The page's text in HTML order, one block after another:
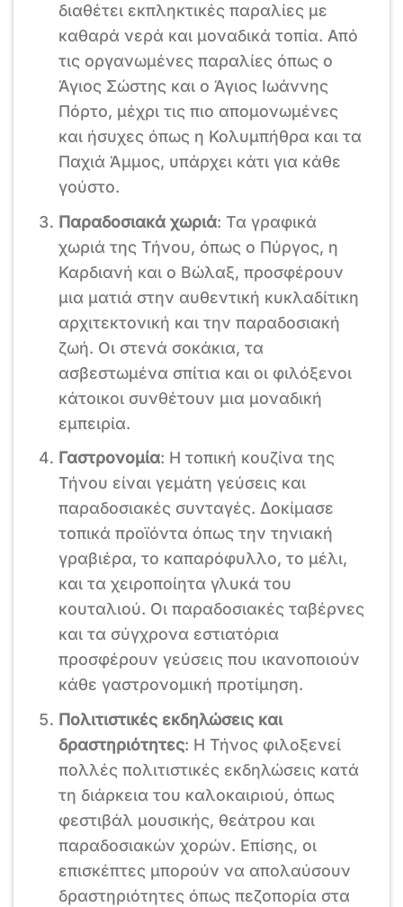
διαθέτει εκπληκτικές παραλίες με
καθαρά νερά και μοναδικά τοπία. Από
τις οργανωμένες παραλίες όπως ο
Άγιος Σώστης και ο Άγιος Ιωάννης
Πόρτο, μέχρι τις πιο απομονωμένες
και ήσυχες όπως η Κολυμπήθρα και τα
Παχιά Άμμος, υπάρχει κάτι για κάθε
γούστο.
Παραδοσιακά χωριά: Τα γραφικά
χωριά της Τήνου, όπως ο Πύργος, η
Καρδιανή και ο Βώλαξ, προσφέρουν
μια ματιά στην αυθεντική κυκλαδίτικη
αρχιτεκτονική και την παραδοσιακή
ζωή. Οι στενά σοκάκια, τα
ασβεστωμένα σπίτια και οι φιλόξενοι
κάτοικοι συνθέτουν μια μοναδική
εμπειρία.
Γαστρονομία: Η τοπική κουζίνα της
Τήνου είναι γεμάτη γεύσεις και
παραδοσιακές συνταγές. Δοκίμασε
τοπικά προϊόντα όπως την τηνιακή
γραβιέρα, το καπαρόφυλλο, το μέλι,
και τα χειροποίητα γλυκά του
κουταλιού. Οι παραδοσιακές ταβέρνες
και τα σύγχρονα εστιατόρια
προσφέρουν γεύσεις που ικανοποιούν
κάθε γαστρονομική προτίμηση.
Πολιτιστικές εκδηλώσεις και
δραστηριότητες: Η Τήνος φιλοξενεί
πολλές πολιτιστικές εκδηλώσεις κατά
τη διάρκεια του καλοκαιριού, όπως
φεστιβάλ μουσικής, θεάτρου και
παραδοσιακών χορών. Επίσης, οι
επισκέπτες μπορούν να απολαύσουν
δραστηριότητες όπως πεζοπορία στα